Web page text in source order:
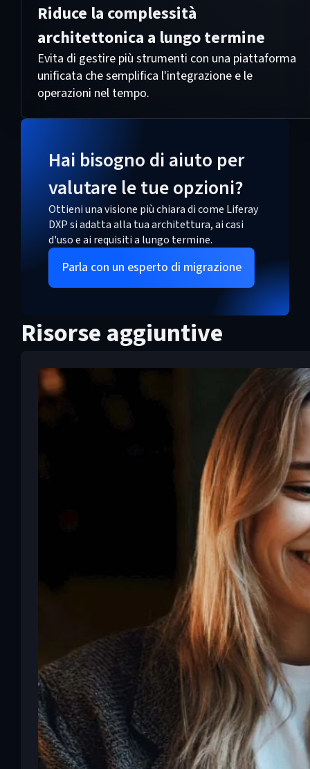
Riduce la complessità
architettonica a lungo termine
Evita di gestire più strumenti con una piattaforma
unificata che semplifica l'integrazione e le
operazioni nel tempo.
Hai bisogno di aiuto per
valutare le tue opzioni?
Ottieni una visione più chiara di come Liferay
DXP si adatta alla tua architettura, ai casi
d'uso e ai requisiti a lungo termine.
Parla con un esperto di migrazione
Risorse aggiuntive